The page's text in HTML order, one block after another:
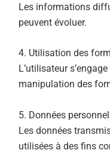
Les informations
peuvent évoluer.
4. Utilisation des
L’utilisateur
manipulation des
5. Données
Les données
utilisées à des fins